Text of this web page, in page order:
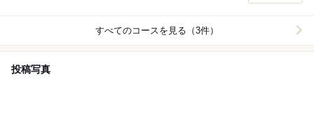
すべてのコースを見る（3件）
投稿写真